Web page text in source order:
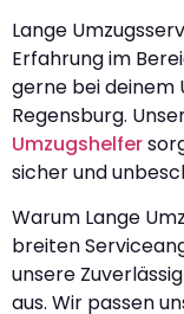
Lange
Erfahrung im
gerne bei deinem
Regensburg.
Umzugshelfer
sicher und
Warum Lange
breiten
unsere
aus. Wir passen